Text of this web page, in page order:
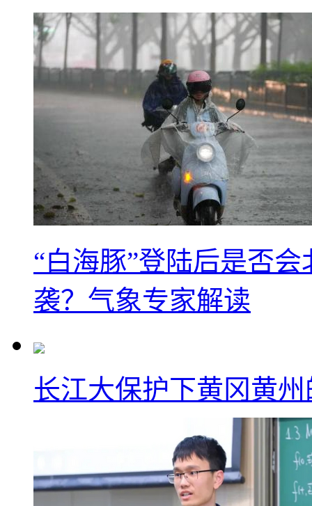
“白海豚”登陆后是否
袭？气象专家解读
长江大保护下黄冈黄